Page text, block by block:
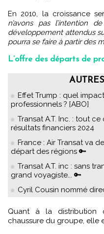
En 2010, la croissance
n’avons pas l’intention
développement attendus
pourra se faire à partir des
L’offre des départs de
Effet Trump : quel
professionnels ? [ABO]
Transat A.T. Inc. : tout
résultats financiers 2024
France : Air Transat va
départ des régions 🔑
Transat A.T. inc : sans
grand voyagiste... 🔑
Cyril Cousin nommé
Quant à la distribution qui était le caillou dans la
chaussure du groupe, elle